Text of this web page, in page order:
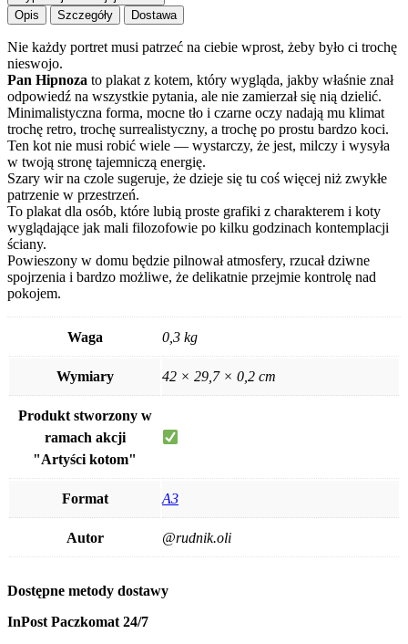
Opis
Szczegóły Dostawa
Nie każdy portret musi patrzeć na ciebie wprost, żeby było ci trochę
nieswojo.
Pan Hipnoza to plakat z kotem, który wygląda, jakby właśnie znał
odpowiedź na wszystkie pytania, ale nie zamierzał się nią dzielić.
Minimalistyczna forma, mocne tło i czarne oczy nadają mu klimat
trochę retro, trochę surrealistyczny, a trochę po prostu bardzo koci.
Ten kot nie musi robić wiele — wystarczy, że jest, milczy i wysyła
w twoją stronę tajemniczą energię.
Szary wir na czole sugeruje, że dzieje się tu coś więcej niż zwykłe
patrzenie w przestrzeń.
To plakat dla osób, które lubią proste grafiki z charakterem i koty
wyglądające jak mali filozofowie po kilku godzinach kontemplacji
ściany.
Powieszony w domu będzie pilnował atmosfery, rzucał dziwne
spojrzenia i bardzo możliwe, że delikatnie przejmie kontrolę nad
pokojem.
Waga 0,3 kg
Wymiary 42 × 29,7 × 0,2 cm
Produkt stworzony w
ramach akcji
"Artyści kotom"
Format A3
Autor @rudnik.oli
Dostępne metody dostawy
InPost Paczkomat 24/7